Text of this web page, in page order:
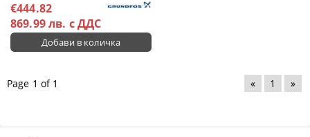
€444.82
869.99 лв. с ДДС
Page 1 of 1 « 1 »